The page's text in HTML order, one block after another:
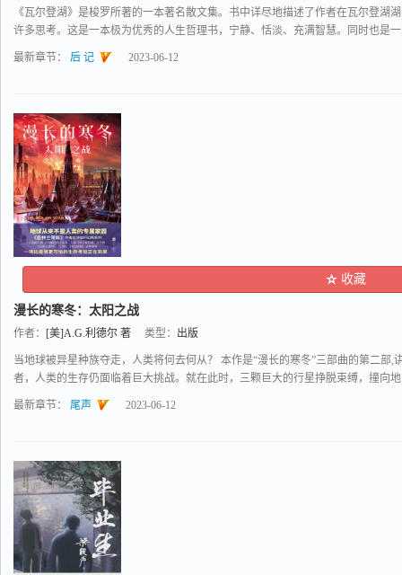
《瓦尔登湖》是梭罗所著的一本著名散文集。书中详尽地描述了作者在瓦尔登湖
许多思考。这是一本极为优秀的人生哲理书，宁静、恬淡、充满智慧。同时也是
最新章节： 后 记 2023-06-12
收藏
漫长的寒冬：太阳之战
作者： [美]A.G.利德尔 著 类型： 出版
当地球被异星种族夺走，人类将何去何从？ 本作是“漫长的寒冬”三部曲的第二部
者，人类的生存仍面临着巨大挑战。就在此时，三颗巨大的行星挣脱束缚，撞向
最新章节： 尾声 2023-06-12